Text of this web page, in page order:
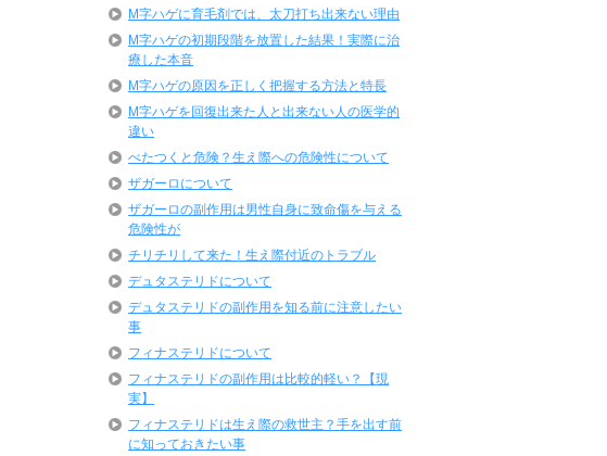
M字ハゲに育毛剤では、太刀打ち出来ない理由
M字ハゲの初期段階を放置した結果！実際に治
療した本音
M字ハゲの原因を正しく把握する方法と特長
M字ハゲを回復出来た人と出来ない人の医学的
違い
べたつくと危険？生え際への危険性について
ザガーロについて
ザガーロの副作用は男性自身に致命傷を与える
危険性が
チリチリして来た！生え際付近のトラブル
デュタステリドについて
デュタステリドの副作用を知る前に注意したい
事
フィナステリドについて
フィナステリドの副作用は比較的軽い？【現
実】
フィナステリドは生え際の救世主？手を出す前
に知っておきたい事